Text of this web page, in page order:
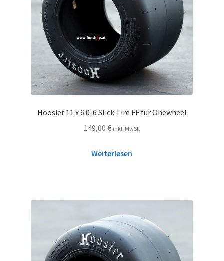
Hoosier 11 x 6.0-6 Slick Tire FF für Onewheel
149,00 € inkl. MwSt.
Weiterlesen